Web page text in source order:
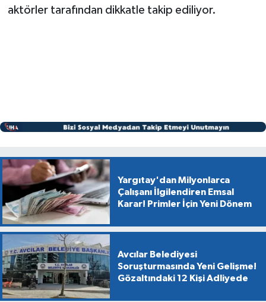
aktörler tarafından dikkatle takip ediliyor.
Yargıtay'dan Milyonlarca
Çalışanı İlgilendiren Emsal
Karar! Primler İçin Yeni Dönem
Avcılar Belediyesi
Soruşturmasında Yeni Gelişme!
Gözaltındaki 12 Kişi Adliyede